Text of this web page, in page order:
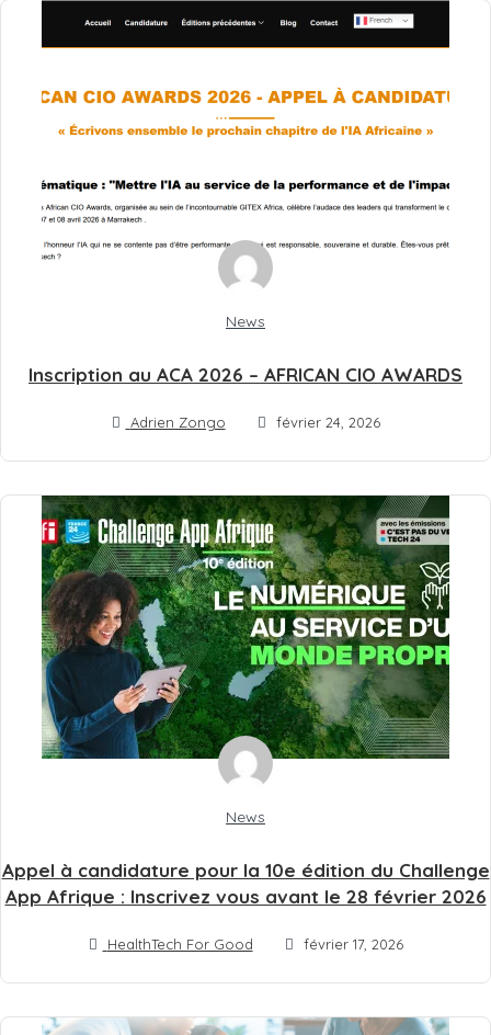
News
Inscription au ACA 2026 – AFRICAN CIO AWARDS
Adrien Zongo février 24, 2026
News
Appel à candidature pour la 10e édition du Challenge
App Afrique : Inscrivez vous avant le 28 février 2026
HealthTech For Good février 17, 2026